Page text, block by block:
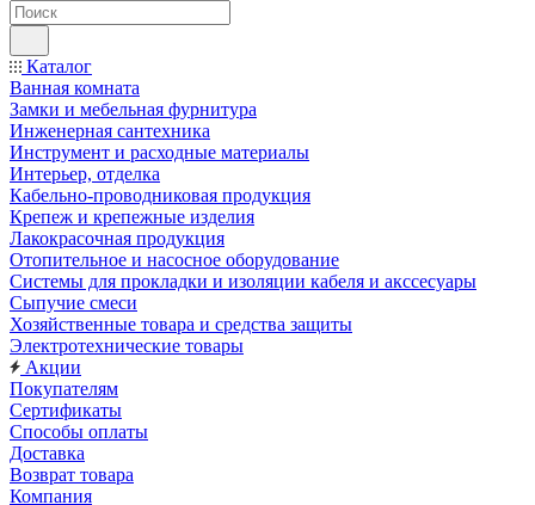
Каталог
Ванная комната
Замки и мебельная фурнитура
Инженерная сантехника
Инструмент и расходные материалы
Интерьер, отделка
Кабельно-проводниковая продукция
Крепеж и крепежные изделия
Лакокрасочная продукция
Отопительное и насосное оборудование
Системы для прокладки и изоляции кабеля и акссесуары
Сыпучие смеси
Хозяйственные товара и средства защиты
Электротехнические товары
Акции
Покупателям
Сертификаты
Способы оплаты
Доставка
Возврат товара
Компания